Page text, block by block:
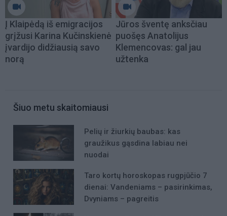
Į Klaipėdą iš emigracijos
grįžusi Karina Kučinskienė
įvardijo didžiausią savo
norą
Jūros šventę anksčiau
puošęs Anatolijus
Klemencovas: gal jau
užtenka
Šiuo metu skaitomiausi
Pelių ir žiurkių baubas: kas
graužikus gąsdina labiau nei
nuodai
Taro kortų horoskopas rugpjūčio 7
dienai: Vandeniams – pasirinkimas,
Dvyniams – pagreitis